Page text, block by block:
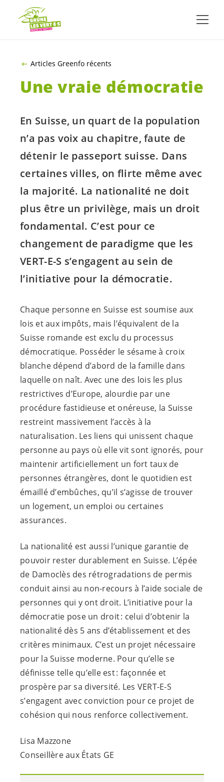
ALLER AU CONTENU PRINCIPAL
Articles Greenfo récents
Une vraie démocratie
En Suisse, un quart de la population
n’a pas voix au chapitre, faute de
détenir le passeport suisse. Dans
certaines villes, on flirte même avec
la majorité. La nationalité ne doit
plus être un privilège, mais un droit
fondamental. C’est pour ce
changement de paradigme que les
VERT-E-S s’engagent au sein de
l’initiative pour la démocratie.
Chaque personne en Suisse est soumise aux
lois et aux impôts, mais l’équivalent de la
Suisse romande est exclu du processus
démocratique. Posséder le sésame à croix
blanche dépend d’abord de la famille dans
laquelle on naît. Avec une des lois les plus
restrictives d’Europe, alourdie par une
procédure fastidieuse et onéreuse, la Suisse
restreint massivement l’accès à la
naturalisation. Les liens qui unissent chaque
personne au pays où elle vit sont ignorés, pour
maintenir artificiellement un fort taux de
personnes étrangères, dont le quotidien est
émaillé d’embûches, qu’il s’agisse de trouver
un logement, un emploi ou certaines
assurances.
La nationalité est aussi l’unique garantie de
pouvoir rester durablement en Suisse. L’épée
de Damoclès des rétrogradations de permis
conduit ainsi au non-recours à l’aide sociale de
personnes qui y ont droit. L’initiative pour la
démocratie pose un droit : celui d’obtenir la
nationalité dès 5 ans d’établissement et des
critères minimaux. C’est un projet nécessaire
pour la Suisse moderne. Pour qu’elle se
définisse telle qu’elle est : façonnée et
prospère par sa diversité. Les VERT-E-S
s’engagent avec conviction pour ce projet de
cohésion qui nous renforce collectivement.
Lisa Mazzone
Conseillère aux États GE